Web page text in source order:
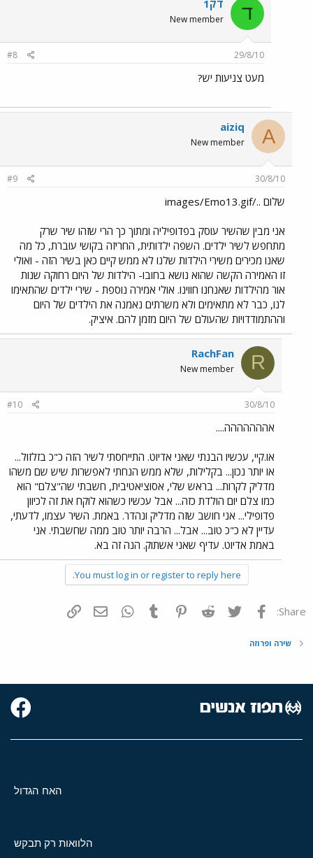
ד דק1
New member
29/8/10
#8
מעט צניעות יש?
A
aiziq
New member
30/8/10
#9
שלום ../images/Emo13.gif
אני מבין שהשיר עוסק בפדופיליה ומתוך כך הרי שזהו שיר שרק
מתחפש לשיר ילדים. השפה ילדותית, החריזה בקושי עוברת, כל מה
שאנו מכירים משירי הילדות שלנו לא ממש קיים כאן בשיר הזה - ואולי
זו האמירה הקשה שהוא נושא בחובו- הילדות של היום רחוקה שנות
אור מהילדות שאנחנו חווינו. אולי אמירה נוספת - שירי ילדים שהתאימו
לנו, כבר לא מתאימים ולא משרתים נאמנה את הילדים של היום
וההתמודדויות שהעולם של היום מזמן להם. איציק.
R
RachFan
New member
30/8/10
#10
אההההההה....
או.קיי, עכשיו הבנתי שאני אדיוט. התייחסתי לשיר הזה כ"כ בזלזול...
או יותר נכון... בקלילות, שלא ממש הנחתי לאפשרות שיש שם משהו
מדליק לקרות... בראש שלי, אסוציאטיבית, חשבתי שה"צלם" הוא
כמו צלם יום הולדת כזה... אבל עכשיו כשהוא לוקח את זה לכיוון
פדופילי... אני חושב שזה מדליק ונהדר. באמת. השיר עצמו, לדעתי,
עדיין לא כ"כ טוב... אבל... הרבה יותר טוב ממה שחשבתי. אני
באמת אדיוט. עדיף שאני אשתוק. הנה זה בא.
You must log in or register to reply here.
Share: פייסבוק Twitter
Reddit
Pinterest
Tumblr
WhatsAppדואר אלקטרוני
שירה ופרוזה
האח הגדול
הלוואות רק תבקש